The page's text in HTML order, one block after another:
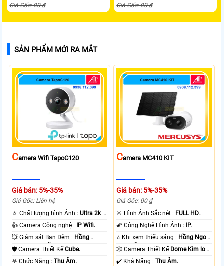
Giá Gốc: 00 ₫ Giá Gốc: 00 ₫
SẢN PHẨM MỚI RA MẮT
CAmera Wifi TapoC120
Giá bán: 5%-35%
Giá Gốc: Liên hệ
🔅 Chất lượng hình Ảnh :Ultra 2k +
.
👍 Camera Công nghệ :
IP Wifi.
💥 Giám sát Ban Đêm : Hồng
Ngoại 10m Hồng Ngoại SMD.
🛡 Camera Thiết KếCube.
️☣️ Chức Năng :Thu Âm.
CAmera MC410 KIT
Giá bán: 5%-35%
Giá Gốc: 00 ₫
🔆 Hình Ảnh Sắc nét : FULL HD
1080P .
🌠 Công Nghệ Hình Ảnh :
IP.
⭐ Khi xem thiếu sáng : Hồng Ngoại
10m Hồng Ngoại SMD.
🕸️ Camera Thiết Kế Dome Kim loại
+ Nhựa.
️✔️ Khả Năng :Thu Âm.